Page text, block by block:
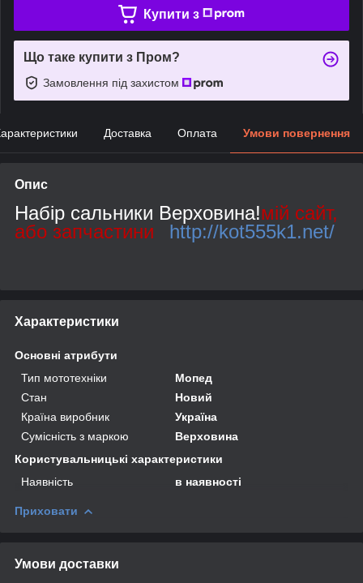
Купити з
Що таке купити з Пром?
Замовлення під захистом
Доставка Оплата Умови повернення
Опис
Набір сальники Верховина!мій сайт,
або запчастини
http://kot555k1.net/
Характеристики
Основні атрибути
Тип мототехніки
Мопед
Стан
Новий
Країна виробник
Україна
Сумісність з маркою
Верховина
Користувальницькі характеристики
Наявність
в наявності
Приховати
Умови доставки